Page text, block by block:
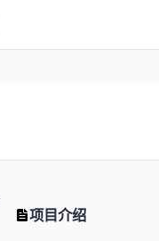
项目介绍